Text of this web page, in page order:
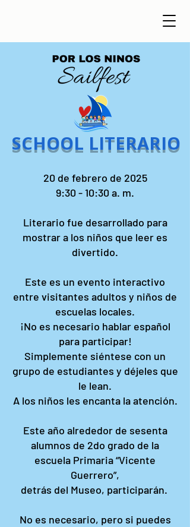
SCHOOL LITERARIO
20 de febrero de 2025
9:30 - 10:30 a. m.
Literario fue desarrollado para
mostrar a los niños que leer es
divertido.
Este es un evento interactivo
entre visitantes adultos y niños de
escuelas locales.
¡No es necesario hablar español
para participar!
Simplemente siéntese con un
grupo de estudiantes y déjeles que
le lean.
A los niños les encanta la atención.
Este año alrededor de sesenta
alumnos de 2do grado de la
escuela Primaria “Vicente
Guerrero”,
detrás del Museo, participarán.
No es necesario, pero si puedes